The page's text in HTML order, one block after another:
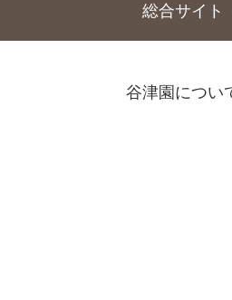
総合サイト
谷津園につい